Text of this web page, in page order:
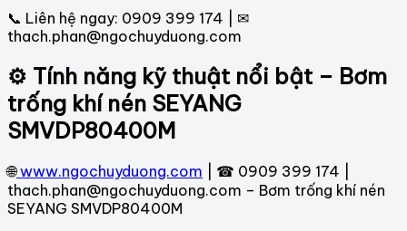
📞 Liên hệ ngay: 0909 399 174 | ✉
thach.phan@ngochuyduong.com
⚙️ Tính năng kỹ thuật nổi bật – Bơm
trống khí nén SEYANG
SMVDP80400M
🌐 www.ngochuyduong.com | ☎ 0909 399 174 |
thach.phan@ngochuyduong.com – Bơm trống khí nén
SEYANG SMVDP80400M